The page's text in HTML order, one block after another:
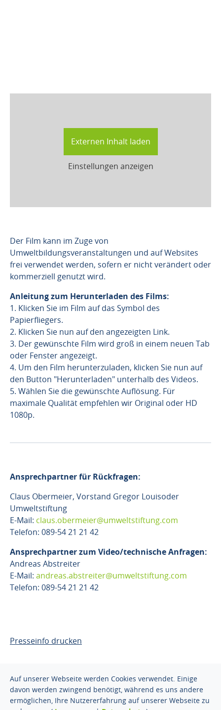
Externen Inhalt laden
Einstellungen anzeigen
Der Film kann im Zuge von
Umweltbildungsveranstaltungen und auf Websites
frei verwendet werden, sofern er nicht verändert oder
kommerziell genutzt wird.
Anleitung zum Herunterladen des Films:
1. Klicken Sie im Film auf das Symbol des
Papierfliegers.
2. Klicken Sie nun auf den angezeigten Link.
3. Der gewünschte Film wird groß in einem neuen Tab
oder Fenster angezeigt.
4. Um den Film herunterzuladen, klicken Sie nun auf
den Button "Herunterladen" unterhalb des Videos.
5. Wählen Sie die gewünschte Auflösung. Für
maximale Qualität empfehlen wir Original oder HD
1080p.
Ansprechpartner für Rückfragen:
Claus Obermeier, Vorstand Gregor Louisoder
Umweltstiftung
E-Mail: claus.obermeier@umweltstiftung.com
Telefon: 089-54 21 21 42
Ansprechpartner zum Video/technische Anfragen:
Andreas Abstreiter
E-Mail: andreas.abstreiter@umweltstiftung.com
Telefon: 089-54 21 21 42
Presseinfo drucken
Auf unserer Webseite werden Cookies verwendet. Einige
davon werden zwingend benötigt, während es uns andere
ermöglichen, Ihre Nutzererfahrung auf unserer Webseite zu